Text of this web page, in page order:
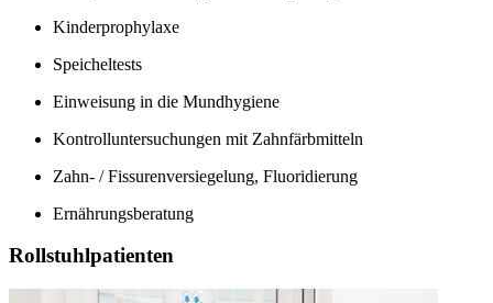
Kinderprophylaxe
Speicheltests
Einweisung in die Mundhygiene
Kontrolluntersuchungen mit Zahnfärbmitteln
Zahn- / Fissurenversiegelung, Fluoridierung
Ernährungsberatung
Rollstuhlpatienten